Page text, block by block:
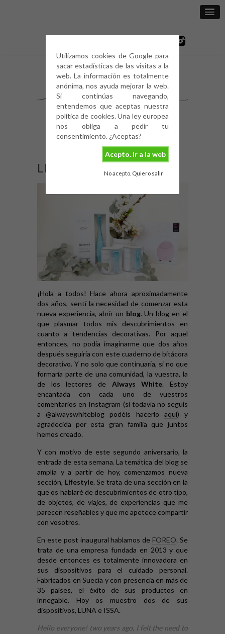
Utilizamos cookies de Google para
sacar estadísticas de las visitas a la
web. La información es totalmente
anónima, nos ayuda mejorar la web.
Si continúas navegando,
entendemos que aceptas nuestra
política de cookies. Una ley europea
nos obliga a pedir tu
consentimiento. ¿Aceptas?
Acepto. Ir a la web
No acepto. Quiero salir
LIFESTYLE: FOREO
¡Hola a todos! Hace ahora aproximadamente
dos años, sentí la necesidad de comenzar esta
nueva experiencia, abrir un blog. Un blog en el
que plasmar todos mis descubrimientos en
cuanto a tendencias decorativas. Por aquel
entonces, no podía imaginarme que dos años
después seguiría con este cuaderno de bitácora
decorativo. Y no solo que continuaría, si no que
formaría parte de una comunidad, la vuestra, la
de los lectores de Always White. Estoy
encantada con cada uno de vuestros
comentarios en Instagram (si todavía no seguís
a @alwayswhiteblog podéis hacerlo aquí) y
agradecida por esta gran familia que juntos
hemos creado.
Y con motivo de este segundo aniversario, la
entrada de esta semana. La temática del blog se
amplía y a partir de hoy, comenzamos nueva
sección, Lifestyle. Se trata de una sección en la
que os hablaré de descubrimientos de otro tipo,
de objetos, de viajes, de experiencias que me
parecen reseñables y que me apetece compartir
con vosotros.
En este post inaugural hablamos de FOREO. Se
trata de una empresa fundada en 2013 y que
desde entonces es totalmente innovadora en
sus dispositivos para el cuidado personal.
Fabricados en Suecia y con presencia en más de
35 países, el éxito de sus productos en
innegable. Hoy os muestro dos de sus
dispositivos, LUNA e ISSA.
Hello everyone! two years ago, I felt the need to